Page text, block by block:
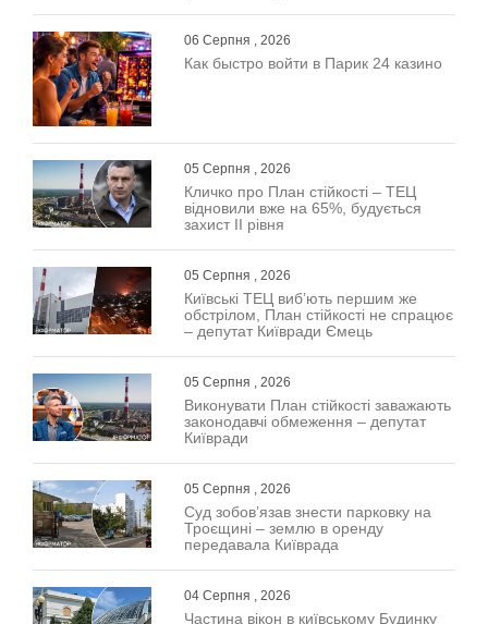
06 Серпня , 2026
Как быстро войти в Парик 24 казино
05 Серпня , 2026
Кличко про План стійкості – ТЕЦ
відновили вже на 65%, будується
захист ІІ рівня
05 Серпня , 2026
Київські ТЕЦ виб’ють першим же
обстрілом, План стійкості не спрацює
– депутат Київради Ємець
05 Серпня , 2026
Виконувати План стійкості заважають
законодавчі обмеження – депутат
Київради
05 Серпня , 2026
Суд зобов’язав знести парковку на
Троєщині – землю в оренду
передавала Київрада
04 Серпня , 2026
Частина вікон в київському Будинку